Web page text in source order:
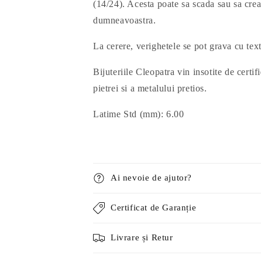
(14/24). Acesta poate sa scada sau sa
dumneavoastra.
La cerere, verighetele se pot grava cu
Bijuteriile Cleopatra vin insotite de
pietrei si a metalului pretios.
Latime Std (mm): 6.00
Ai nevoie de ajutor?
Certificat de Garanție
Livrare și Retur